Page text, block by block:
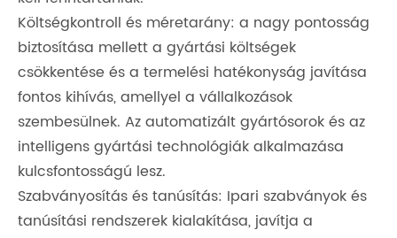
Költségkontroll és méretarány: a nagy pontosság
biztosítása mellett a gyártási költségek
csökkentése és a termelési hatékonyság javítása
fontos kihívás, amellyel a vállalkozások
szembesülnek. Az automatizált gyártósorok és az
intelligens gyártási technológiák alkalmazása
kulcsfontosságú lesz.
Szabványosítás és tanúsítás: Ipari szabványok és
tanúsítási rendszerek kialakítása, javítja a